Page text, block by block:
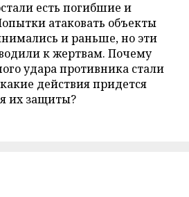
есть погибшие и
атаковать объекты
и раньше, но эти
к жертвам. Почему
удара противника стали
действия придется
их защиты?